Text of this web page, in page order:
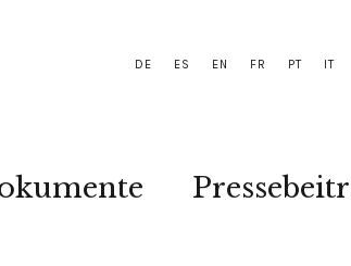
DE ES EN FR PT IT